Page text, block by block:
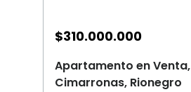
$310.000.000
Apartamento en Venta,
Cimarronas, Rionegro